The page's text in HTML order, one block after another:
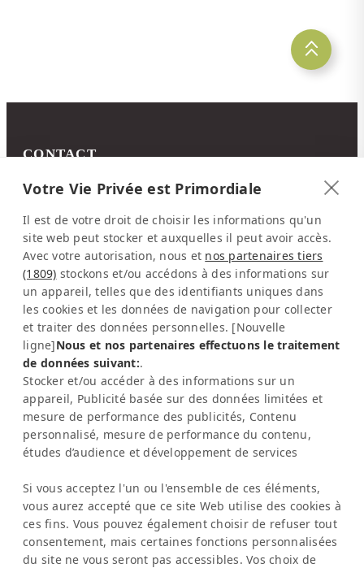
CONTACT
c/o DMC Systems SA
Sabana Sur, Calle 66
Edificio ARA Tours
10108 San José
Costa Rica
Représentation de l'Europe :
Mme Katrin Schmitz
Tél :+49-221-7597715
SERVICE
Foire aux questions (FAQ)
Académie Latinconnect
Assistance
Mentions légales
Politique de confidentialité
IA & Transparence
BULLETIN D'INFORMATION
Votre Vie Privée est Primordiale
Il est de votre droit de choisir les informations qu'un
site web peut stocker et auxquelles il peut avoir accès.
Avec votre autorisation, nous et nos partenaires tiers
(1809) stockons et/ou accédons à des informations sur
un appareil, telles que des identifiants uniques dans
les cookies et les données de navigation pour collecter
et traiter des données personnelles. [Nouvelle
ligne]Nous et nos partenaires effectuons le traitement
de données suivant:.
Stocker et/ou accéder à des informations sur un
appareil, Publicité basée sur des données limitées et
mesure de performance des publicités, Contenu
personnalisé, mesure de performance du contenu,
études d’audience et développement de services
Si vous acceptez l'un ou l'ensemble de ces éléments,
vous aurez accepté que ce site Web utilise des cookies à
ces fins. Vous pouvez également choisir de refuser tout
consentement, mais certaines fonctions personnalisées
du site ne vous seront pas accessibles. Vos choix de